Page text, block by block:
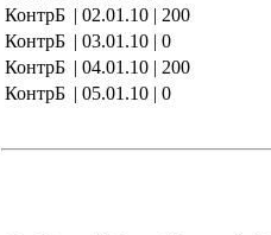
КонтрБ | 02.01.10 | 200
КонтрБ | 03.01.10 | 0
КонтрБ | 04.01.10 | 200
КонтрБ | 05.01.10 | 0